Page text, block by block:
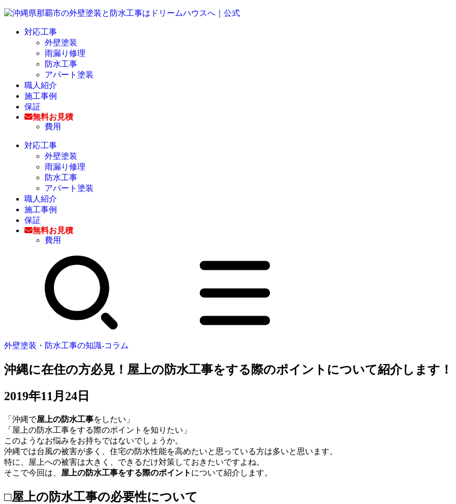
対応工事
外壁塗装
雨漏り修理
防水工事
アパート塗装
職人紹介
施工事例
保証
無料お見積
費用
対応工事
外壁塗装
雨漏り修理
防水工事
アパート塗装
職人紹介
施工事例
保証
無料お見積
費用
外壁塗装・防水工事の知識‐コラム
沖縄に在住の方必見！屋上の防水工事をする際のポイントについて紹介します！
2019年11月24日
「沖縄で屋上の防水工事をしたい」
「屋上の防水工事をする際のポイントを知りたい」
このようなお悩みをお持ちではないでしょうか。
沖縄では台風の被害が多く、住宅の防水性能を高めたいと思っている方は多いと思います。
特に、屋上への被害は大きく、できるだけ対策しておきたいですよね。
そこで今回は、 屋上の防水工事をする際のポイント について紹介します。
□屋上の防水工事の必要性について